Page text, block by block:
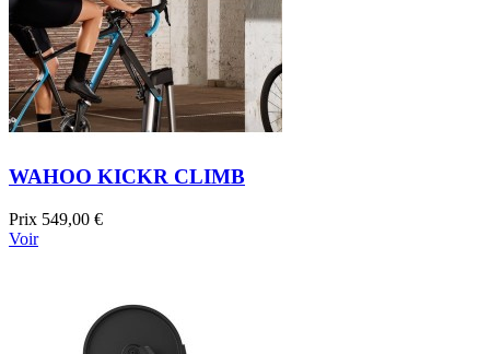
WAHOO KICKR CLIMB
Prix 549,00 €
Voir